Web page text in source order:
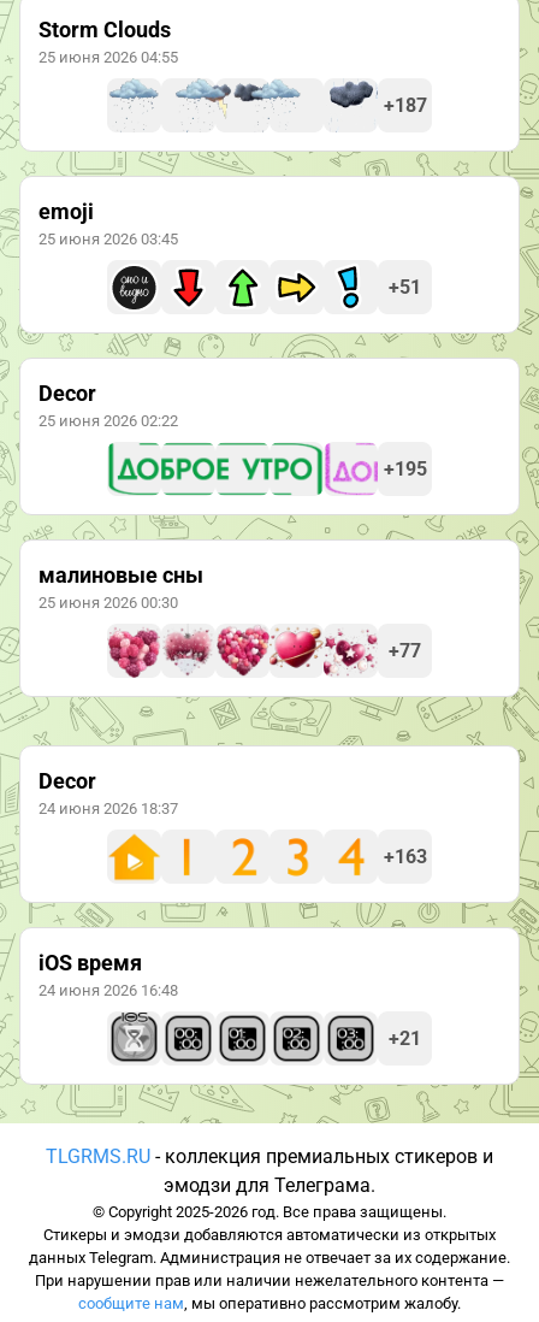
Storm Clouds
25 июня 2026 04:55
+187
emoji
25 июня 2026 03:45
+51
Decor
25 июня 2026 02:22
+195
малиновые сны
25 июня 2026 00:30
+77
Decor
24 июня 2026 18:37
+163
iOS время
24 июня 2026 16:48
+21
TLGRMS.RU - коллекция премиальных стикеров и
эмодзи для Телеграма.
© Copyright 2025-2026 год. Все права защищены.
Стикеры и эмодзи добавляются автоматически из открытых
данных Telegram. Администрация не отвечает за их содержание.
При нарушении прав или наличии нежелательного контента —
сообщите нам, мы оперативно рассмотрим жалобу.